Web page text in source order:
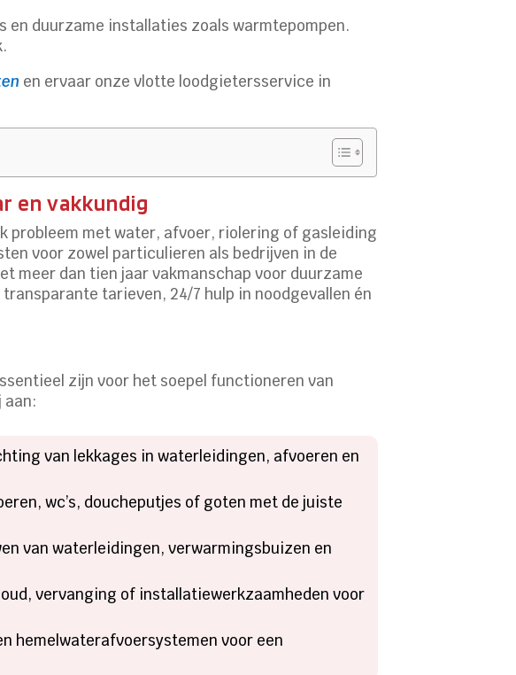
duurzame installaties zoals warmtepompen.
en ervaar onze vlotte loodgietersservice in
en vakkundig
probleem met water, afvoer, riolering of gasleiding
voor zowel particulieren als bedrijven in de
meer dan tien jaar vakmanschap voor duurzame
tarieven, 24/7 hulp in noodgevallen én
zijn voor het soepel functioneren van
aan:
van lekkages in waterleidingen, afvoeren en
wc’s, doucheputjes of goten met de juiste
van waterleidingen, verwarmingsbuizen en
vervanging of installatiewerkzaamheden voor
hemelwaterafvoersystemen voor een